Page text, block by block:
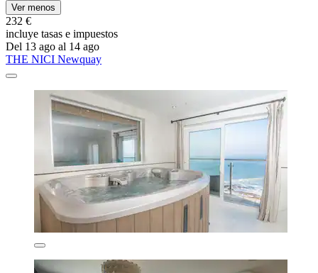
Ver menos
232 €
incluye tasas e impuestos
Del 13 ago al 14 ago
THE NICI Newquay